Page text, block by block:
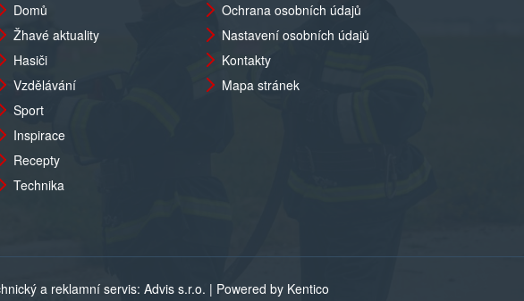
Domů
Žhavé aktuality
Hasiči
Vzdělávání
Sport
Inspirace
Recepty
Technika
Ochrana osobních údajů
Nastavení osobních údajů
Kontakty
Mapa stránek
a reklamní servis: Advis s.r.o. | Powered by Kentico